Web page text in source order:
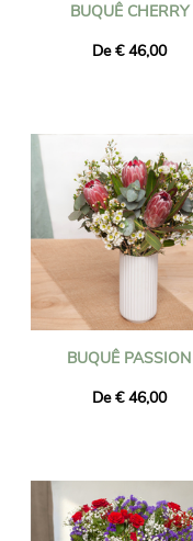
BUQUÊ CHERRY
De € 46,00
BUQUÊ PASSION
De € 46,00